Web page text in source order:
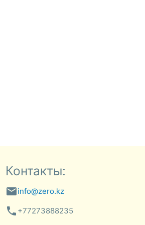
Контакты:
emailinfo@zero.kz
phone +77273888235